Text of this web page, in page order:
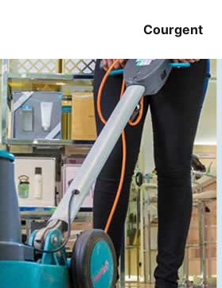
Courgent